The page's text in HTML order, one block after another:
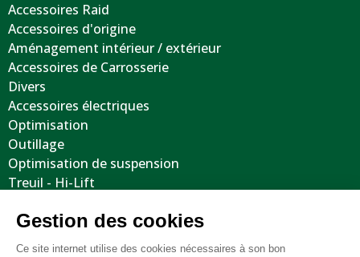
Accessoires Raid
Accessoires d'origine
Aménagement intérieur / extérieur
Accessoires de Carrosserie
Divers
Accessoires électriques
Optimisation
Outillage
Optimisation de suspension
Treuil - Hi-Lift
Volants
Jantes / Pneumatiques / Accessoires